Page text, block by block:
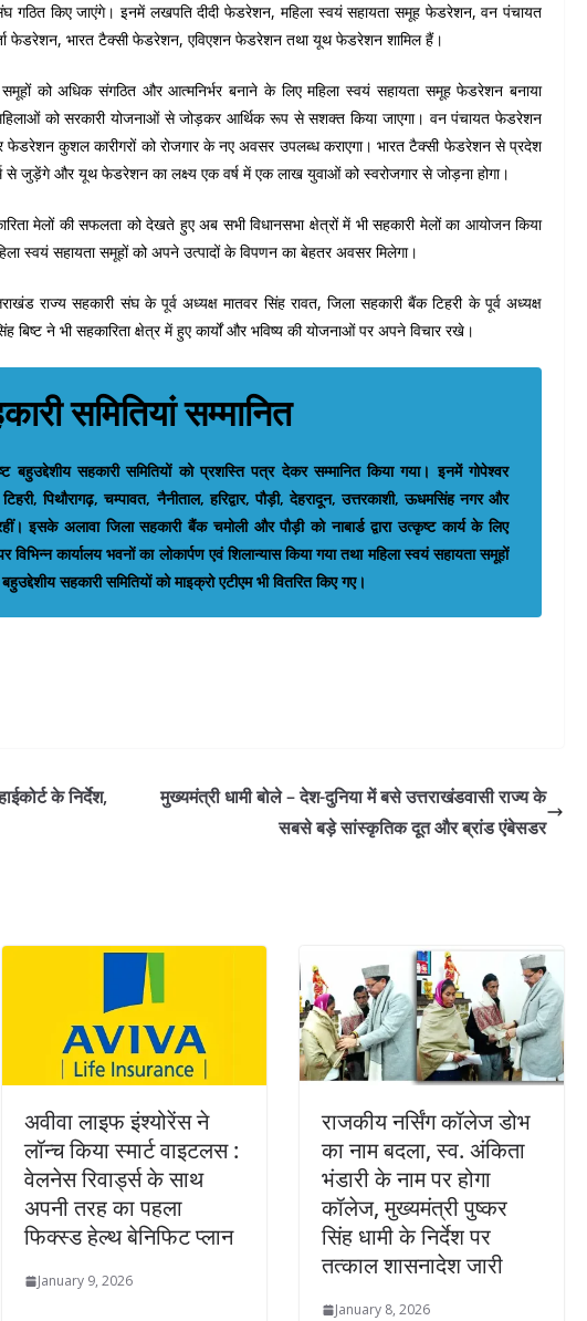
गठित किए जाएंगे। इनमें लखपति दीदी फेडरेशन, महिला स्वयं सहायता समूह फेडरेशन, वन पंचायत
फेडरेशन, भारत टैक्सी फेडरेशन, एविएशन फेडरेशन तथा यूथ फेडरेशन शामिल हैं।
समूहों को अधिक संगठित और आत्मनिर्भर बनाने के लिए महिला स्वयं सहायता समूह फेडरेशन बनाया
को सरकारी योजनाओं से जोड़कर आर्थिक रूप से सशक्त किया जाएगा। वन पंचायत फेडरेशन
फेडरेशन कुशल कारीगरों को रोजगार के नए अवसर उपलब्ध कराएगा। भारत टैक्सी फेडरेशन से प्रदेश
जुड़ेंगे और यूथ फेडरेशन का लक्ष्य एक वर्ष में एक लाख युवाओं को स्वरोजगार से जोड़ना होगा।
मेलों की सफलता को देखते हुए अब सभी विधानसभा क्षेत्रों में भी सहकारी मेलों का आयोजन किया
स्वयं सहायता समूहों को अपने उत्पादों के विपणन का बेहतर अवसर मिलेगा।
राज्य सहकारी संघ के पूर्व अध्यक्ष मातवर सिंह रावत, जिला सहकारी बैंक टिहरी के पूर्व अध्यक्ष
बिष्ट ने भी सहकारिता क्षेत्र में हुए कार्यों और भविष्य की योजनाओं पर अपने विचार रखे।
समितियां सम्मानित
सहकारी समितियों को प्रशस्ति पत्र देकर सम्मानित किया गया। इनमें गोपेश्वर
पिथौरागढ़, चम्पावत, नैनीताल, हरिद्वार, पौड़ी, देहरादून, उत्तरकाशी, ऊधमसिंह नगर और
इसके अलावा जिला सहकारी बैंक चमोली और पौड़ी को नाबार्ड द्वारा उत्कृष्ट कार्य के लिए
कार्यालय भवनों का लोकार्पण एवं शिलान्यास किया गया तथा महिला स्वयं सहायता समूहों
सहकारी समितियों को माइक्रो एटीएम भी वितरित किए गए।
के निर्देश,
मुख्यमंत्री धामी बोले – देश-दुनिया में बसे उत्तराखंडवासी राज्य के
सबसे बड़े सांस्कृतिक दूत और ब्रांड एंबेसडर
अवीवा लाइफ इंश्योरेंस ने
लॉन्च किया स्मार्ट वाइटलस :
वेलनेस रिवार्ड्स के साथ
अपनी तरह का पहला
फिक्स्ड हेल्थ बेनिफिट प्लान
January 9, 2026
राजकीय नर्सिंग कॉलेज डोभ
का नाम बदला, स्व. अंकिता
भंडारी के नाम पर होगा
कॉलेज, मुख्यमंत्री पुष्कर
सिंह धामी के निर्देश पर
तत्काल शासनादेश जारी
January 8, 2026